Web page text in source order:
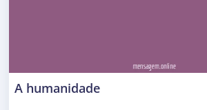
A humanidade